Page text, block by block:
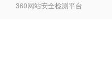
360网站安全检测平台